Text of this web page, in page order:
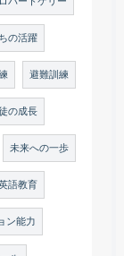
の活躍
避難訓練
の成長
未来への一歩
語教育
ン能力